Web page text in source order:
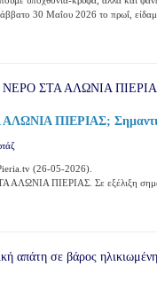
30 Μαΐου 2026 το πρωΐ,
ΠΙΕΡΙΑΣ;
(26-05-2026).
ΠΙΕΡΙΑΣ. Σε εξέλιξη